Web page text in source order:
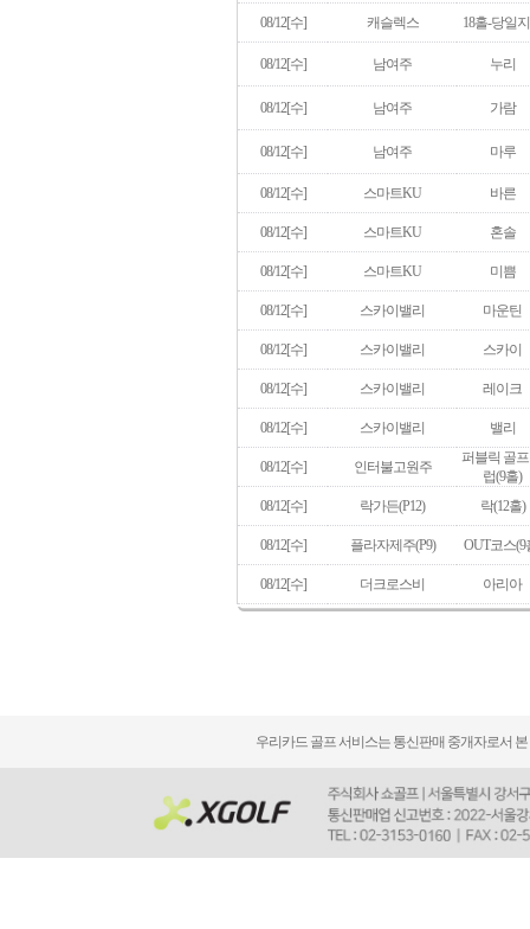
08/12[수] 캐슬렉스 18홀-당일
08/12[수] 남여주 누리
08/12[수] 남여주 가람
08/12[수] 남여주 마루
08/12[수] 스마트KU 바른
08/12[수] 스마트KU 혼솔
08/12[수] 스마트KU 미쁨
08/12[수] 스카이밸리 마운틴
08/12[수] 스카이밸리 스카이
08/12[수] 스카이밸리 레이크
08/12[수] 스카이밸리 밸리
08/12[수] 인터불고원주
퍼블릭 골
럽(9홀)
08/12[수]
락가든(P12) 락(12홀)
08/12[수] 플라자제주(P9) OUT코스(9
08/12[수] 더크로스비 아리아
우리카드 골프 서비스는 통신판매 중개자로서